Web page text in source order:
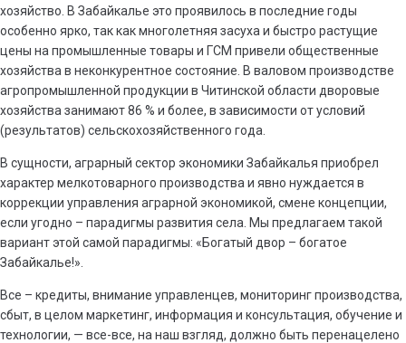
хозяйство. В Забайкалье это проявилось в последние годы
особенно ярко, так как многолетняя засуха и быстро растущие
цены на промышленные товары и ГСМ привели общественные
хозяйства в неконкурентное состояние. В валовом производстве
агропромышленной продукции в Читинской области дворовые
хозяйства занимают 86 % и более, в зависимости от условий
(результатов) сельскохозяйственного года.
В сущности, аграрный сектор экономики Забайкалья приобрел
характер мелкотоварного производства и явно нуждается в
коррекции управления аграрной экономикой, смене концепции,
если угодно – парадигмы развития села. Мы предлагаем такой
вариант этой самой парадигмы: «Богатый двор – богатое
Забайкалье!».
Все – кредиты, внимание управленцев, мониторинг производства,
сбыт, в целом маркетинг, информация и консультация, обучение и
технологии, — все-все, на наш взгляд, должно быть перенацелено